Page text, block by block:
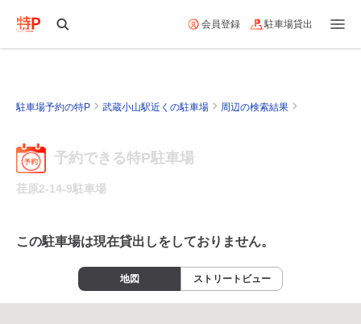
会員登録 駐車場貸出
駐車場予約の特P 武蔵小山駅近くの駐車場 周辺の検索結果
予約できる特P駐車場
荏原2-14-9駐車場
この駐車場は現在貸出しをしておりません。
地図 ストリートビュー